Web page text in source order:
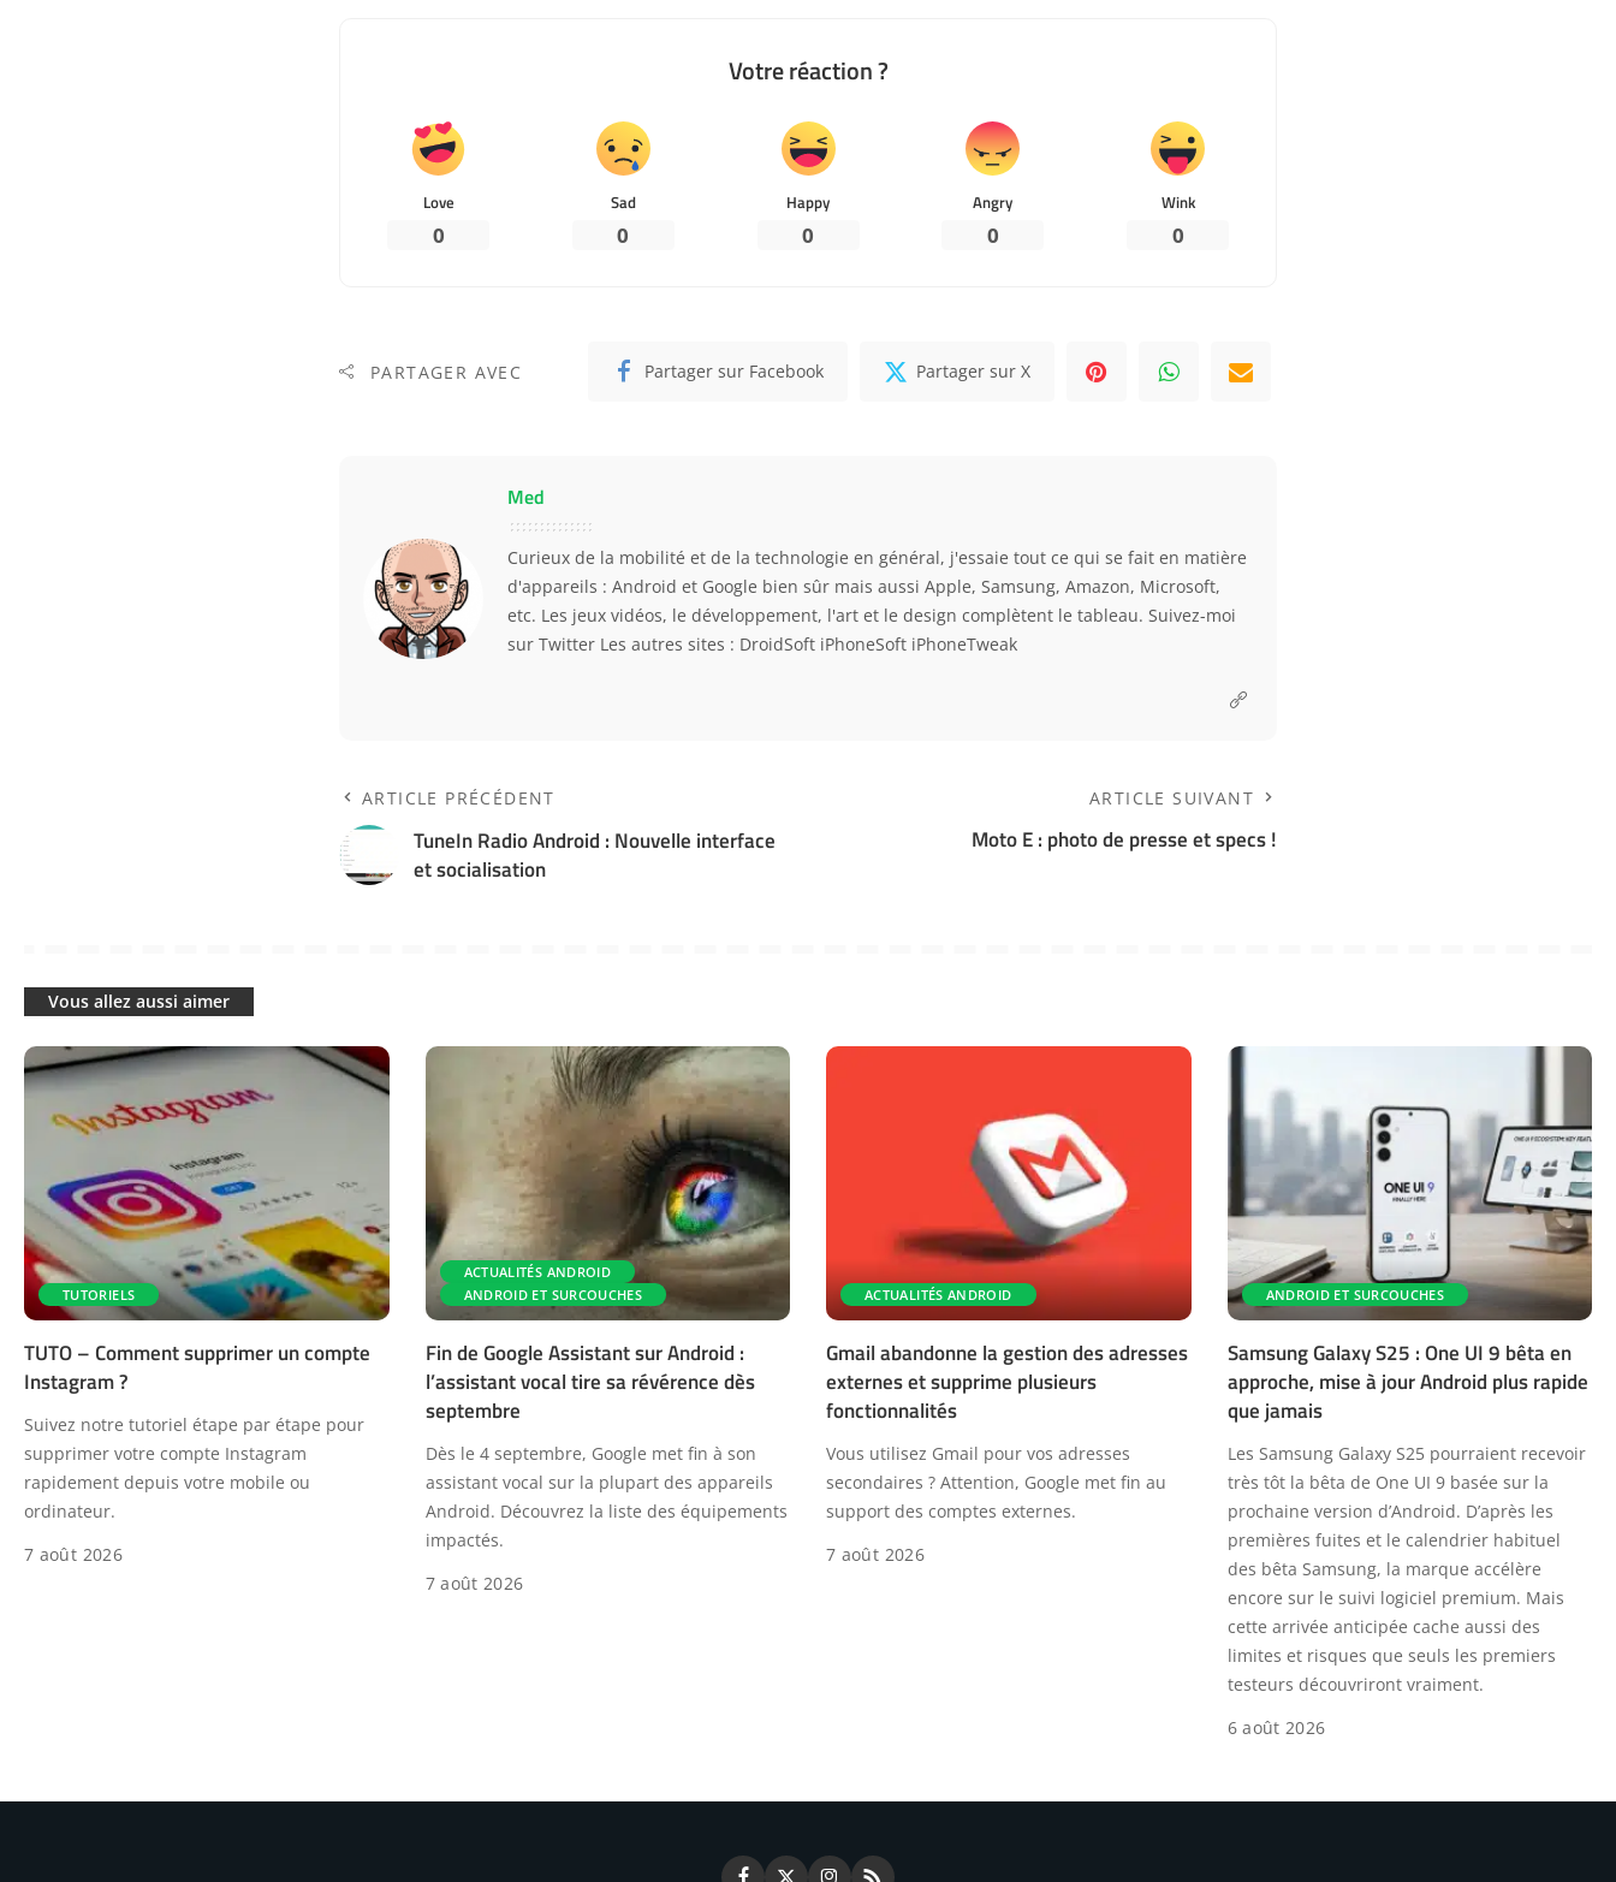
Votre réaction ?
Love
0
Sad
0
Happy
0
Angry
0
Wink
0
PARTAGER AVEC Partager sur Facebook Partager sur X
Med
Curieux de la mobilité et de la technologie en général, j'essaie tout ce qui se fait en matière
d'appareils : Android et Google bien sûr mais aussi Apple, Samsung, Amazon, Microsoft,
etc. Les jeux vidéos, le développement, l'art et le design complètent le tableau. Suivez-moi
sur Twitter Les autres sites : DroidSoft iPhoneSoft iPhoneTweak
ARTICLE PRÉCÉDENT
TuneIn Radio Android : Nouvelle interface
et socialisation
ARTICLE SUIVANT
Moto E : photo de presse et specs !
Vous allez aussi aimer
TUTORIELS
TUTO – Comment supprimer un compte
Instagram ?
Suivez notre tutoriel étape par étape pour
supprimer votre compte Instagram
rapidement depuis votre mobile ou
ordinateur.
7 août 2026
ACTUALITÉS ANDROID
ANDROID ET SURCOUCHES
Fin de Google Assistant sur Android :
l’assistant vocal tire sa révérence dès
septembre
Dès le 4 septembre, Google met fin à son
assistant vocal sur la plupart des appareils
Android. Découvrez la liste des équipements
impactés.
7 août 2026
ACTUALITÉS ANDROID
Gmail abandonne la gestion des adresses
externes et supprime plusieurs
fonctionnalités
Vous utilisez Gmail pour vos adresses
secondaires ? Attention, Google met fin au
support des comptes externes.
7 août 2026
ANDROID ET SURCOUCHES
Samsung Galaxy S25 : One UI 9 bêta en
approche, mise à jour Android plus rapide
que jamais
Les Samsung Galaxy S25 pourraient recevoir
très tôt la bêta de One UI 9 basée sur la
prochaine version d’Android. D’après les
premières fuites et le calendrier habituel
des bêta Samsung, la marque accélère
encore sur le suivi logiciel premium. Mais
cette arrivée anticipée cache aussi des
limites et risques que seuls les premiers
testeurs découvriront vraiment.
6 août 2026